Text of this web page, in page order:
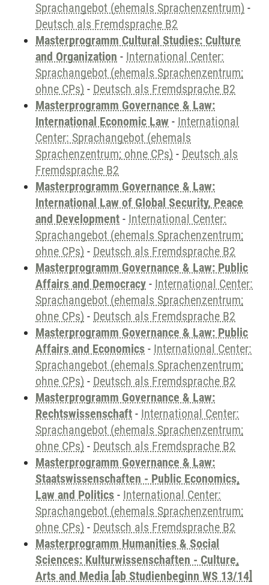
Sprachangebot (ehemals Sprachenzentrum) -
Deutsch als Fremdsprache B2
Masterprogramm Cultural Studies: Culture
and Organization - International Center:
Sprachangebot (ehemals Sprachenzentrum;
ohne CPs) - Deutsch als Fremdsprache B2
Masterprogramm Governance & Law:
International Economic Law - International
Center: Sprachangebot (ehemals
Sprachenzentrum; ohne CPs) - Deutsch als
Fremdsprache B2
Masterprogramm Governance & Law:
International Law of Global Security, Peace
and Development - International Center:
Sprachangebot (ehemals Sprachenzentrum;
ohne CPs) - Deutsch als Fremdsprache B2
Masterprogramm Governance & Law: Public
Affairs and Democracy - International Center:
Sprachangebot (ehemals Sprachenzentrum;
ohne CPs) - Deutsch als Fremdsprache B2
Masterprogramm Governance & Law: Public
Affairs and Economics - International Center:
Sprachangebot (ehemals Sprachenzentrum;
ohne CPs) - Deutsch als Fremdsprache B2
Masterprogramm Governance & Law:
Rechtswissenschaft - International Center:
Sprachangebot (ehemals Sprachenzentrum;
ohne CPs) - Deutsch als Fremdsprache B2
Masterprogramm Governance & Law:
Staatswissenschaften - Public Economics,
Law and Politics - International Center:
Sprachangebot (ehemals Sprachenzentrum;
ohne CPs) - Deutsch als Fremdsprache B2
Masterprogramm Humanities & Social
Sciences: Kulturwissenschaften - Culture,
Arts and Media [ab Studienbeginn WS 13/14]